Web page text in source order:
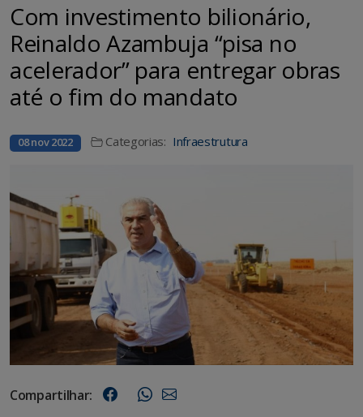
Com investimento bilionário,
Reinaldo Azambuja “pisa no
acelerador” para entregar obras
até o fim do mandato
08 nov 2022 Categorias: Infraestrutura
Compartilhar: